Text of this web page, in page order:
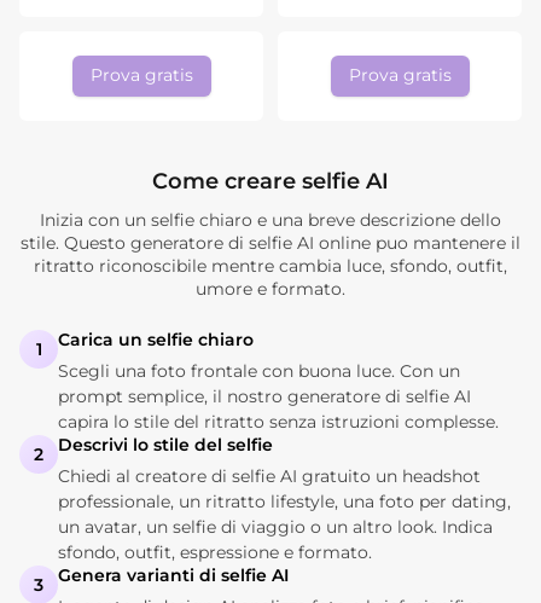
Prova gratis Prova gratis
Come creare selfie AI
Inizia con un selfie chiaro e una breve descrizione dello
stile. Questo generatore di selfie AI online puo mantenere il
ritratto riconoscibile mentre cambia luce, sfondo, outfit,
umore e formato.
1
Carica un selfie chiaro
Scegli una foto frontale con buona luce. Con un
prompt semplice, il nostro generatore di selfie AI
capira lo stile del ritratto senza istruzioni complesse.
2
Descrivi lo stile del selfie
Chiedi al creatore di selfie AI gratuito un headshot
professionale, un ritratto lifestyle, una foto per dating,
un avatar, un selfie di viaggio o un altro look. Indica
sfondo, outfit, espressione e formato.
3
Genera varianti di selfie AI